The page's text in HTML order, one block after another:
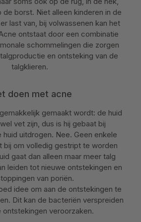
borst. Niet alleen kinderen in de
last van, bij volwassenen kan het
ontstaat door een combinatie
schommelingen die zorgen
en ontsteking van de
talgklieren.
doen met acne
gemaakt wordt: de huid
vet zijn, dus is hij gebaat bij
uitdrogen. Nee. Geen enkele
bij om volledig gestript te worden
gaat dan alleen maar meer talg
leiden tot nieuwe ontstekingen en
van poriën.
idee om aan de ontstekingen te
Dit kan de bacteriën verspreiden
ontstekingen veroorzaken.